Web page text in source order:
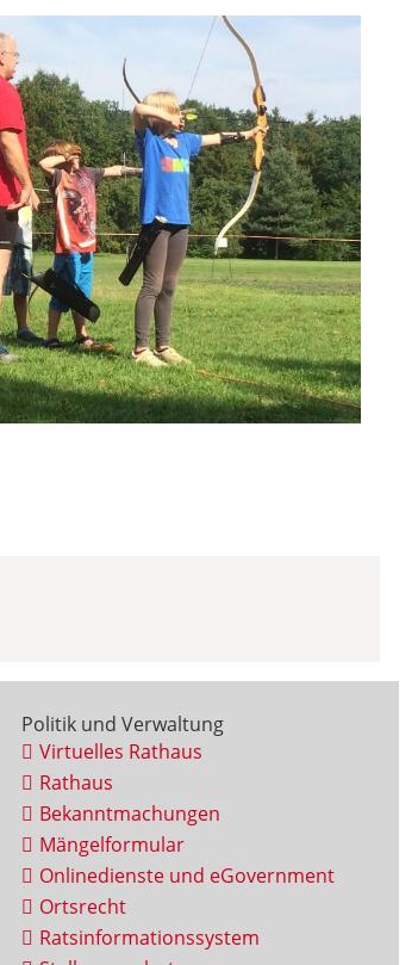
Politik und Verwaltung
Virtuelles Rathaus
Rathaus
Bekanntmachungen
Mängelformular
Onlinedienste und eGovernment
Ortsrecht
Ratsinformationssystem